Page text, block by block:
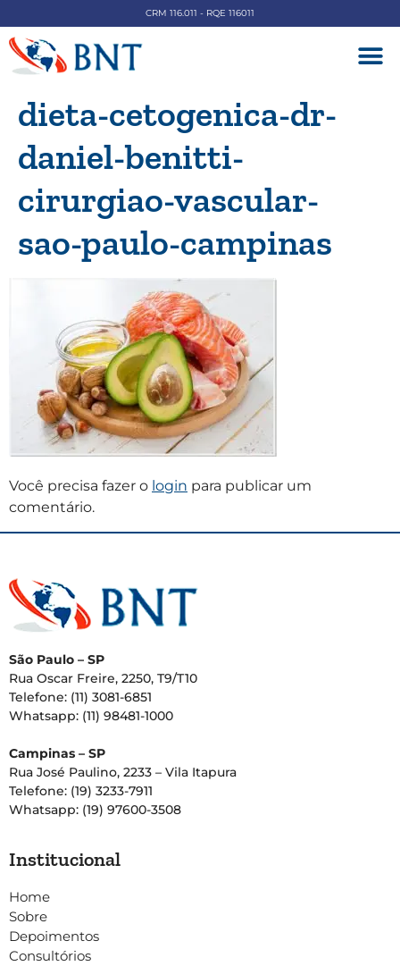
CRM 116.011 - RQE 116011
dieta-cetogenica-dr-
daniel-benitti-
cirurgiao-vascular-
sao-paulo-campinas
Você precisa fazer o login para publicar um
comentário.
São Paulo – SP
Rua Oscar Freire, 2250, T9/T10
Telefone: (11) 3081-6851
Whatsapp: (11) 98481-1000
Campinas – SP
Rua José Paulino, 2233 – Vila Itapura
Telefone: (19) 3233-7911
Whatsapp: (19) 97600-3508
Institucional
Home
Sobre
Depoimentos
Consultórios